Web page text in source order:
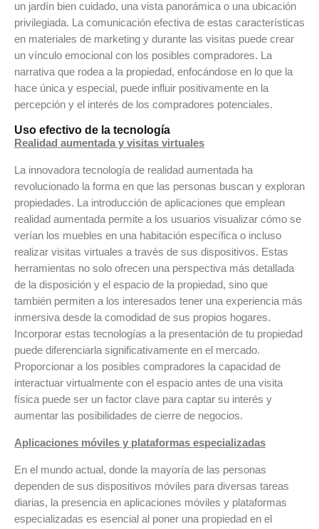
un jardín bien cuidado, una vista panorámica o una ubicación
privilegiada. La comunicación efectiva de estas características
en materiales de marketing y durante las visitas puede crear
un vínculo emocional con los posibles compradores. La
narrativa que rodea a la propiedad, enfocándose en lo que la
hace única y especial, puede influir positivamente en la
percepción y el interés de los compradores potenciales.
Uso efectivo de la tecnología
Realidad aumentada y visitas virtuales
La innovadora tecnología de realidad aumentada ha
revolucionado la forma en que las personas buscan y exploran
propiedades. La introducción de aplicaciones que emplean
realidad aumentada permite a los usuarios visualizar cómo se
verían los muebles en una habitación específica o incluso
realizar visitas virtuales a través de sus dispositivos. Estas
herramientas no solo ofrecen una perspectiva más detallada
de la disposición y el espacio de la propiedad, sino que
también permiten a los interesados tener una experiencia más
inmersiva desde la comodidad de sus propios hogares.
Incorporar estas tecnologías a la presentación de tu propiedad
puede diferenciarla significativamente en el mercado.
Proporcionar a los posibles compradores la capacidad de
interactuar virtualmente con el espacio antes de una visita
física puede ser un factor clave para captar su interés y
aumentar las posibilidades de cierre de negocios.
Aplicaciones móviles y plataformas especializadas
En el mundo actual, donde la mayoría de las personas
dependen de sus dispositivos móviles para diversas tareas
diarias, la presencia en aplicaciones móviles y plataformas
especializadas es esencial al poner una propiedad en el